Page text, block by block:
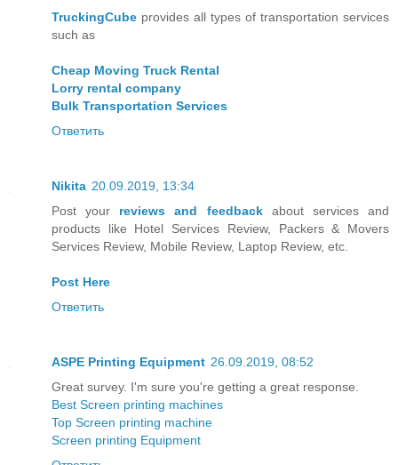
TruckingCube provides all types of transportation services
such as
Cheap Moving Truck Rental
Lorry rental company
Bulk Transportation Services
Ответить
Nikita 20.09.2019, 13:34
Post your reviews and feedbackabout services and
products like Hotel Services Review, Packers & Movers
Services Review, Mobile Review, Laptop Review, etc.
Post Here
Ответить
ASPE Printing Equipment 26.09.2019, 08:52
Great survey. I'm sure you're getting a great response.
Best Screen printing machines
Top Screen printing machine
Screen printing Equipment